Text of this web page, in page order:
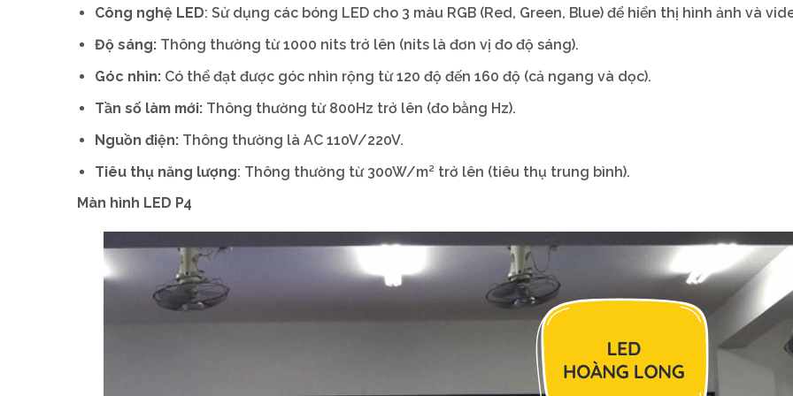
Công nghệ LED: Sử dụng các bóng LED cho 3 màu RGB (Red, Green, Blue) để hiển thị hình ảnh và
Độ sáng: Thông thường từ 1000 nits trở lên (nits là đơn vị đo độ sáng).
Góc nhìn: Có thể đạt được góc nhìn rộng từ 120 độ đến 160 độ (cả ngang và dọc).
Tần số làm mới: Thông thường từ 800Hz trở lên (đo bằng Hz).
Nguồn điện: Thông thường là AC 110V/220V.
Tiêu thụ năng lượng: Thông thường từ 300W/m² trở lên (tiêu thụ trung bình).
Màn hình LED P4